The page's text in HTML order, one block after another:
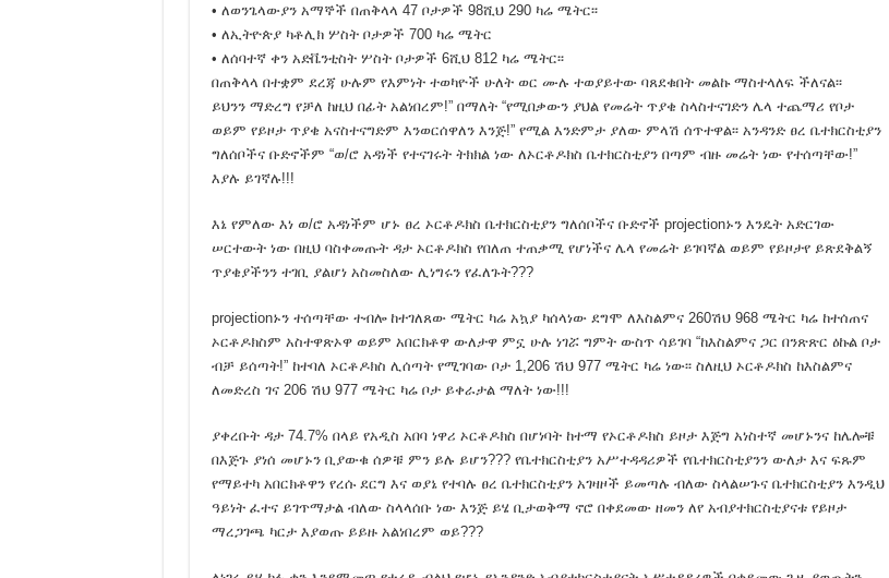
300 አማራ መሃል የአጥፍቶ ጠፊ ቦንብ አፈነዳለሁ ያለችው እስከዛሬ ለምን አልተከሰሰችም?
አኖሌ ሀውልትን ማን አሰራው? ኦነግ ሸኔ ማነው? ጉድ ስሙ ! Hiber Radio
አማራ ለምን ይታረዳል የጎሳ ህገመንግስቱ ይቀየር ያሉ በኦሮምያ መንግስት ተከሰሱ !
115ሺህ ብር ያወጣው በሬ ታሪክ:: ጉድ ስሙ!
Amhara Association of America – Report
ከነገ ሠኞ ጀምሮ የስራ ማቆም አድማ! ጥብቅ ማሳሰብያ !!
በኢትዮጵያ መንግስትና ግለሰቦች ላይ ክስ ሊጀመር ነው !!!
አገር ማለት ምን ማለት ነው ???
Please Listen !
ኦነግ ሽኔን ያቋቋመው አብይ አህመድ ነው:: የደህነቱ ሹም አቶ አያሌው መንገሻ ይናገራሉ!
ኦነግ ሸኔ የኦህዴድ ብልፅግና ወታደራዊ ክንፍ ነው !
ፋና ብሮድካስቲንግ እና ዋልታ ኢንፎርሜሽን ብሄራዊ ጣቢያው ኢቲቪ አልተገኙም!
• ለወንጌላውያን አማኞች በጠቅላላ 47 ቦታዎች 98ሺህ 290 ካሬ ሜትር፡፡
• ለኢትዮጵያ ካቶሊክ ሦስት ቦታዎች 700 ካሬ ሜትር
• ለሰባተኛ ቀን አድቬንቲስት ሦስት ቦታዎች 6ሺህ 812 ካሬ ሜትር፡፡
በጠቅላላ በተቋም ደረጃ ሁሉም የእምነት ተወካዮች ሁለት ወር ሙሉ ተወያይተው ባጸደቁበት መልኩ ማስተላለፍ ችለናል፡፡
ይህንን ማድረግ የቻለ ከዚህ በፊት አልነበረም!” በማለት “የሚበቃውን ያህል የመሬት ጥያቄ ስላስተናገድን ሌላ ተጨማሪ የቦታ
ወይም የይዞታ ጥያቄ አናስተናግድም እንወርሰዋለን እንጅ!” የሚል እንድምታ ያለው ምላሽ ሰጥተዋል፡፡ አንዳንድ ፀረ ቤተክርስቲያን
ግለሰቦችና ቡድኖችም “ወ/ሮ አዳነች የተናገሩት ትክክል ነው ለኦርቶዶክስ ቤተክርስቲያን በጣም ብዙ መሬት ነው የተሰጣቸው!”
እያሉ ይገኛሉ!!!
እኔ የምለው እነ ወ/ሮ አዳነችም ሆኑ ፀረ ኦርቶዶክስ ቤተክርስቲያን ግለሰቦችና ቡድኖች projectionኑን እንዴት አድርገው
ሠርተውት ነው በዚህ ባስቀመጡት ዳታ ኦርቶዶክስ የበለጠ ተጠቃሚ የሆነችና ሌላ የመሬት ይገባኛል ወይም የይዞታየ ይጽደቅልኝ
ጥያቄያችንን ተገቢ ያልሆነ አስመስለው ሊነግሩን የፈለጉት???
projectionኑን ተሰጣቸው ተብሎ ከተገለጸው ሜትር ካሬ አኳያ ካሰላነው ደግሞ ለእስልምና 260ሽህ 968 ሜትር ካሬ ከተሰጠና
ኦርቶዶክስም አስተዋጽኦዋ ወይም አበርክቶዋ ውለታዋ ምኗ ሁሉ ነገሯ ግምት ውስጥ ሳይገባ “ከእስልምና ጋር በንጽጽር ዕኩል ቦታ
ብቻ ይሰጣት!” ከተባለ ኦርቶዶክስ ሊሰጣት የሚገባው ቦታ 1,206 ሽህ 977 ሜትር ካሬ ነው፡፡ ስለዚህ ኦርቶዶክስ ከእስልምና
ለመድረስ ገና 206 ሽህ 977 ሜትር ካሬ ቦታ ይቀራታል ማለት ነው!!!
ያቀረቡት ዳታ 74.7% በላይ የአዲስ አበባ ነዋሪ ኦርቶዶክስ በሆነባት ከተማ የኦርቶዶክስ ይዞታ እጅግ አነስተኛ መሆኑንና ከሌሎቹ
በእጅጉ ያነሰ መሆኑን ቢያውቁ ሰዎቹ ምን ይሉ ይሆን??? የቤተክርስቲያን አሥተዳዳሪዎች የቤተክርስቲያንን ውለታ እና ፍጹም
የማይተካ አበርክቶዋን የረሱ ደርግ እና ወያኔ የተባሉ ፀረ ቤተክርስቲያን አገዛዞች ይመጣሉ ብለው ስላልሠጉና ቤተክርስቲያን እንዲህ
ዓይነት ፈተና ይገጥማታል ብለው ስላላሰቡ ነው እንጅ ይሄ ቢታወቅማ ኖሮ በቀደመው ዘመን ለየ አብያተክርስቲያናቱ የይዞታ
ማረጋገጫ ካርታ እያወጡ ይይዙ አልነበረም ወይ???